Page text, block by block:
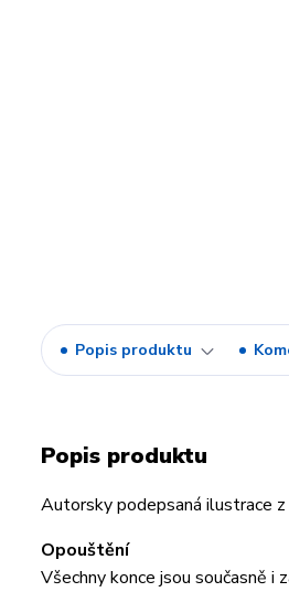
Popis produktu
Popis produktu
Autorsky podepsaná ilustrace
Opouštění
Všechny konce jsou současně i